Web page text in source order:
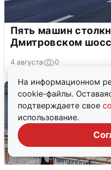
На информационном
cookie-файлы.
подтверждаете свое
использование.
Пять машин
Дмитровском
4 августа 0